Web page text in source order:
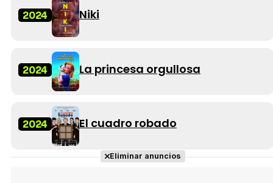
2024 Niki
2024 La princesa orgullosa
2024 El cuadro robado
Eliminar anuncios